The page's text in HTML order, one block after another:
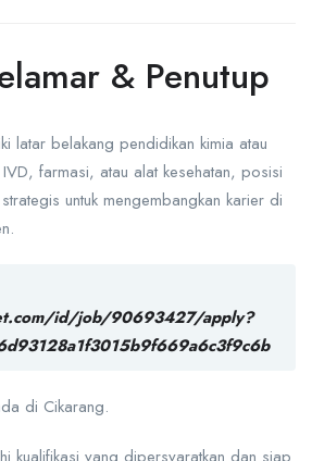
& Penutup
latar belakang pendidikan kimia atau
farmasi, atau alat kesehatan, posisi
untuk mengembangkan karier di
id/job/90693427/apply?
di Cikarang.